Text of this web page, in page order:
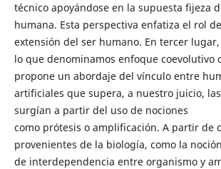
técnico apoyándose en la supuesta fijeza
humana. Esta perspectiva enfatiza el rol
extensión del ser humano. En tercer
lo que denominamos enfoque coevolutivo
propone un abordaje del vínculo entre
artificiales que supera, a nuestro juicio,
surgían a partir del uso de nociones
como prótesis o amplificación. A partir de
provenientes de la biología, como la
de interdependencia entre organismo y